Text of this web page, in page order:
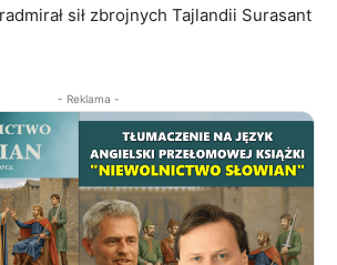
sił zbrojnych Tajlandii Surasant
- Reklama -